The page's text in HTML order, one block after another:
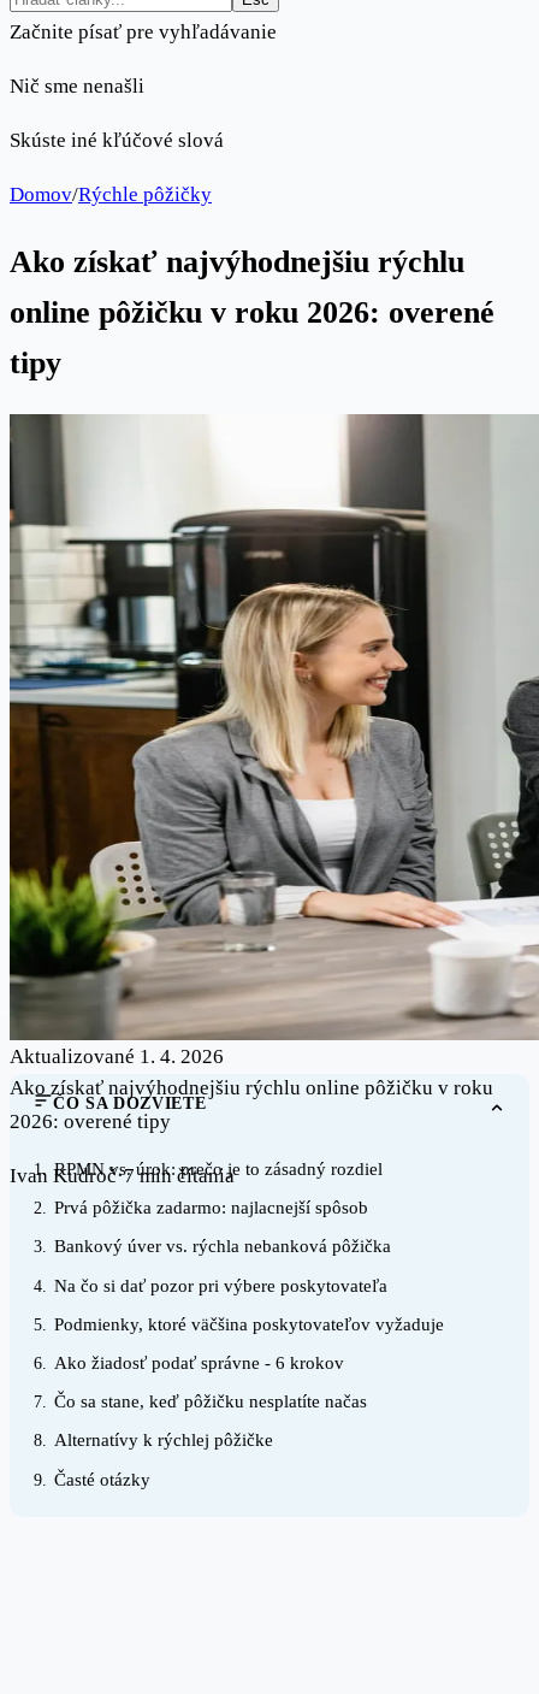
Začnite písať pre vyhľadávanie
Nič sme nenašli
Skúste iné kľúčové slová
Domov/Rýchle pôžičky
Ako získať najvýhodnejšiu rýchlu
online pôžičku v roku 2026: overené
tipy
Ako získať najvýhodnejšiu rýchlu online pôžičku v roku
2026: overené tipy
Ivan Kudroč·7 min čítania
Aktualizované 1. 4. 2026
ČO SA DOZVIETE
1. RPMN vs. úrok: prečo je to zásadný rozdiel
2. Prvá pôžička zadarmo: najlacnejší spôsob
3. Bankový úver vs. rýchla nebanková pôžička
4. Na čo si dať pozor pri výbere poskytovateľa
5. Podmienky, ktoré väčšina poskytovateľov vyžaduje
6. Ako žiadosť podať správne - 6 krokov
7. Čo sa stane, keď pôžičku nesplatíte načas
8. Alternatívy k rýchlej pôžičke
9. Časté otázky